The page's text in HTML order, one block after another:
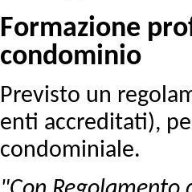
Formazione
condominio
Previsto un
enti accreditati),
condominiale.